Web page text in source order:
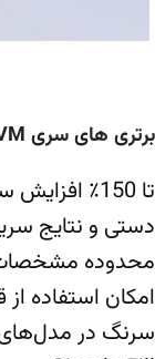
برتری های سری SVM نسبت به کپیلاری
تا 150٪
دستی و نتایج
محدوده